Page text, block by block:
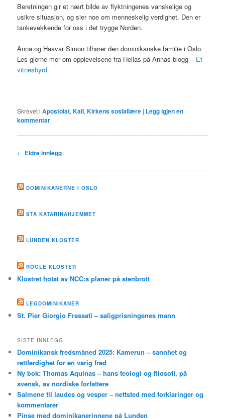
Beretningen gir et nært bilde av flyktningenes vanskelige og
usikre situasjon, og sier noe om menneskelig verdighet. Den er
tankevekkende for oss i det trygge Norden.
Anna og Haavar Simon tilhører den dominikanske familie i Oslo.
Les gjerne mer om opplevelsene fra Hellas på Annas blogg – Et
vitnesbyrd.
Skrevet i Apostolat,Kall,Kirkens sosiallære | Legg igjen en
kommentar
Innleggsnavigasjon
← Eldre innlegg
DOMINIKANERNE I OSLO
STA KATARINAHJEMMET
LUNDEN KLOSTER
RÖGLE KLOSTER
Klostret hotat av NCC:s planer på stenbrott
LEGDOMINIKANER
St. Pier Giorgio Frassati – saligprisningenes mann
SISTE INNLEGG
Dominikansk fredsmåned 2025: Kamerun – sannhet og
rettferdighet for en varig fred
Ny bok: Thomas Aquinas – hans teologi og filosofi, på
svensk, av nordiske forfattere
Salmene til laudes og vesper – nettsted med forklaringer og
kommentarer
Pinse med dominikanerinnene på Lunden